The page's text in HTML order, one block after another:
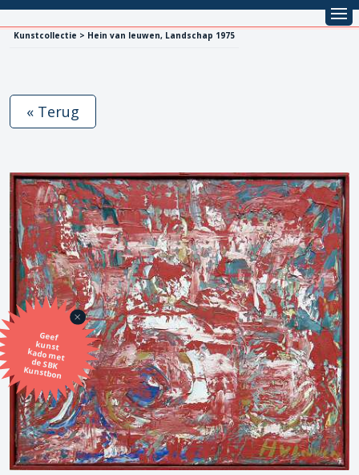
Kunstcollectie > Hein van leuwen, Landschap 1975
Geef
kunst
kado met
de SBK
Kunstbon
« Terug